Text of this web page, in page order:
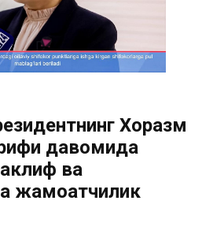
Хоразм
давомида
ва
жамоатчилик